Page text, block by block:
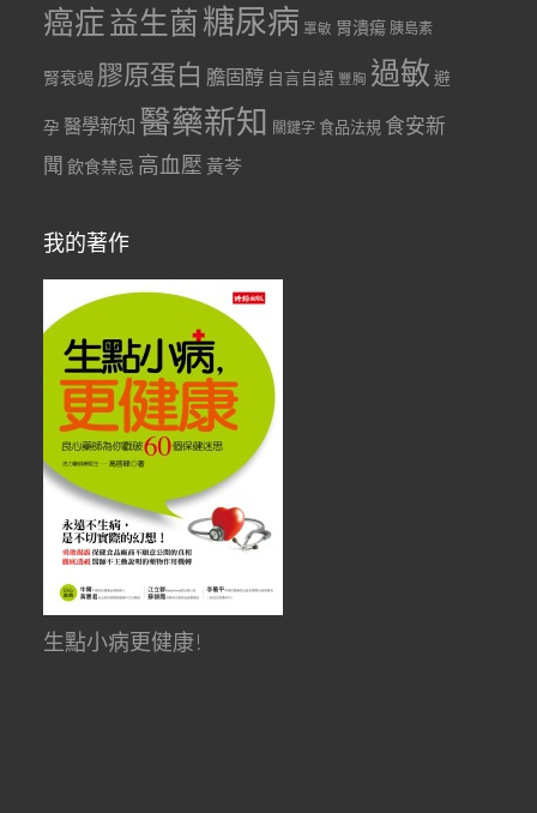
癌症益生菌 糖尿病 罩敏 胃潰瘍 胰島素
腎衰竭 膠原蛋白 膽固醇 自言自語 豐胸 過敏 避
孕 醫學新知 醫藥新知 關鍵字 食品法規 食安新
聞 飲食禁忌 高血壓 黃芩
我的著作
生點小病更健康!